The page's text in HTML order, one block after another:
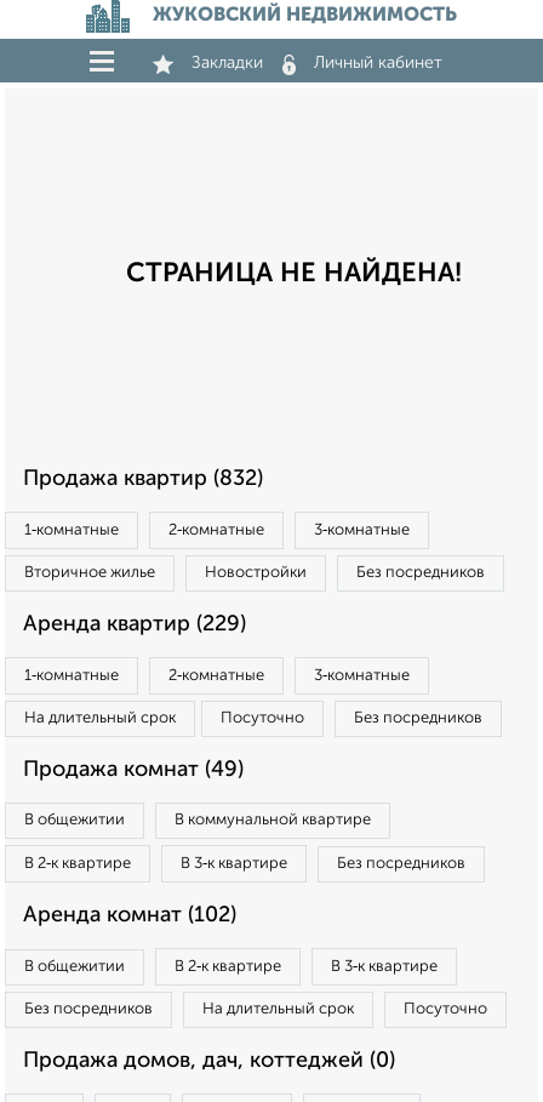
ЖУКОВСКИЙ НЕДВИЖИМОСТЬ
Закладки Личный кабинет
СТРАНИЦА НЕ НАЙДЕНА!
Продажа квартир (832)
1‑комнатные 2‑комнатные 3‑комнатные
Вторичное жилье Новостройки Без посредников
Аренда квартир (229)
1‑комнатные 2‑комнатные 3‑комнатные
На длительный срок Посуточно Без посредников
Продажа комнат (49)
В общежитии В коммунальной квартире
В 2‑к квартире В 3‑к квартире Без посредников
Аренда комнат (102)
В общежитии В 2‑к квартире В 3‑к квартире
Без посредников На длительный срок Посуточно
Продажа домов, дач, коттеджей (0)